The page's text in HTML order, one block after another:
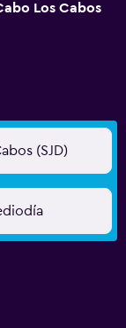
Los Cabos
(SJD)